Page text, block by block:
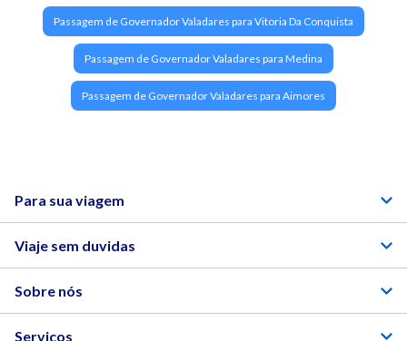
Passagem de Governador Valadares para Vitoria Da Conquista
Passagem de Governador Valadares para Medina
Passagem de Governador Valadares para Aimores
Para sua viagem
Viaje sem duvidas
Sobre nós
Serviços